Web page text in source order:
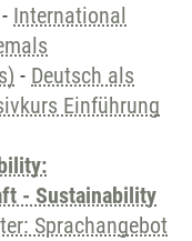
- International
- Deutsch als
Einführung
- Sustainability
Sprachangebot